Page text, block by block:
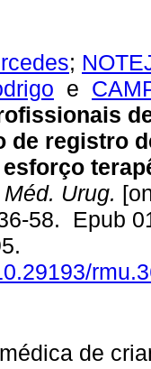
;
e
de registro
Urug.
58. Epub
de